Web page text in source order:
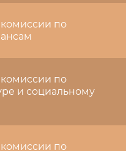
по
по
и социальному
по